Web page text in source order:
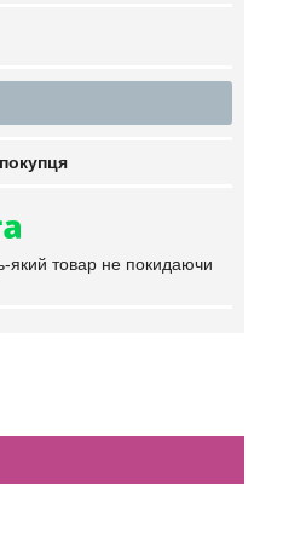
який товар не покидаючи